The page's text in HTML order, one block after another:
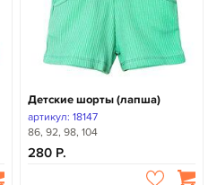
Детские шорты (лапша)
артикул: 18147
86, 92, 98, 104
280